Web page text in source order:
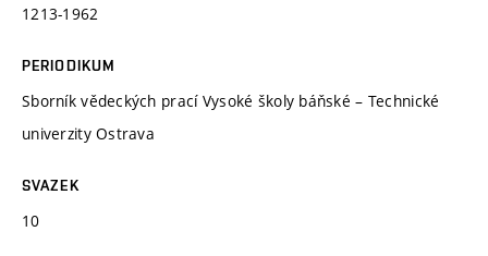
1213-1962
PERIODIKUM
Sborník vědeckých prací Vysoké školy báňské – Technické
univerzity Ostrava
SVAZEK
10